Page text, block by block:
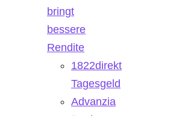
bringt
bessere
Rendite
1822direkt
Tagesgeld
Advanzia